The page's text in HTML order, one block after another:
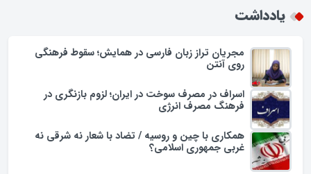
یادداشت
مجریان تراز زبان فارسی در همایش؛ سقوط فرهنگی
اسراف در مصرف سوخت در ایران؛ لزوم بازنگری در